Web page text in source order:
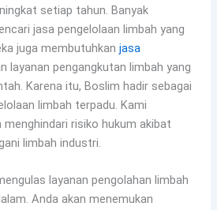
setiap tahun. Banyak
jasa pengelolaan limbah yang
juga membutuhkanjasa
layanan pengangkutan limbah yang
Karena itu, Boslim hadir sebagai
limbah terpadu. Kami
risiko hukum akibat
limbah industri.
layanan pengolahan limbah
Anda akan menemukan